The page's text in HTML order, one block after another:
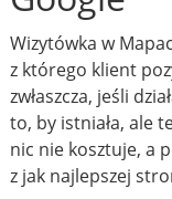
Wizytówka w
z którego klient
zwłaszcza, jeśli
to, by istniała, ale
nic nie kosztuje, a
z jak najlepszej